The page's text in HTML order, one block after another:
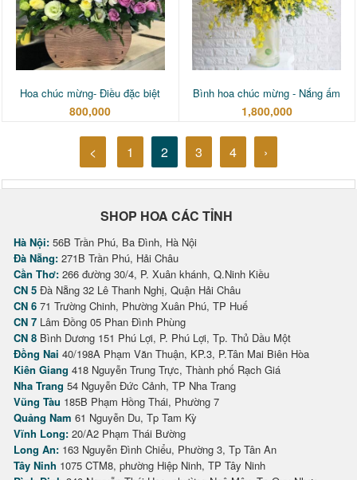
Hoa chúc mừng- Điều đặc biệt
800,000
Bình hoa chúc mừng - Nắng ấm
1,800,000
< 1 2 3 4 ›
SHOP HOA CÁC TỈNH
Hà Nội: 56B Trần Phú, Ba Đình, Hà Nội
Đà Nẵng: 271B Trần Phú, Hải Châu
Cần Thơ: 266 đường 30/4, P. Xuân khánh, Q.Ninh Kiều
CN 5 Đà Nẵng 32 Lê Thanh Nghị, Quận Hải Châu
CN 6 71 Trường Chinh, Phường Xuân Phú, TP Huế
CN 7 Lâm Đồng 05 Phan Đình Phùng
CN 8 Bình Dương 151 Phú Lợi, P. Phú Lợi, Tp. Thủ Dầu Một
Đồng Nai 40/198A Phạm Văn Thuận, KP.3, P.Tân Mai Biên Hòa
Kiên Giang 418 Nguyễn Trung Trực, Thành phố Rạch Giá
Nha Trang 54 Nguyễn Đức Cảnh, TP Nha Trang
Vũng Tàu 185B Phạm Hồng Thái, Phường 7
Quảng Nam 61 Nguyễn Du, Tp Tam Kỳ
Vĩnh Long: 20/A2 Phạm Thái Bường
Long An: 163 Nguyễn Đình Chiểu, Phường 3, Tp Tân An
Tây Ninh 1075 CTM8, phường Hiệp Ninh, TP Tây Ninh